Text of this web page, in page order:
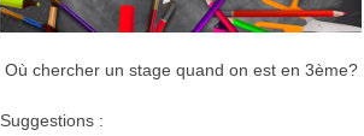
Où chercher un stage quand on est en 3ème?
Suggestions :